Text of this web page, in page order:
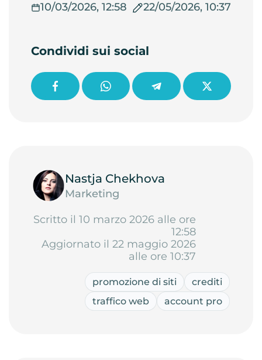
10/03/2026, 12:58
22/05/2026, 10:37
Condividi sui social
Nastja Chekhova
Marketing
Scritto il 10 marzo 2026 alle ore
12:58
Aggiornato il 22 maggio 2026
alle ore 10:37
promozione di siti
crediti
traffico web
account pro